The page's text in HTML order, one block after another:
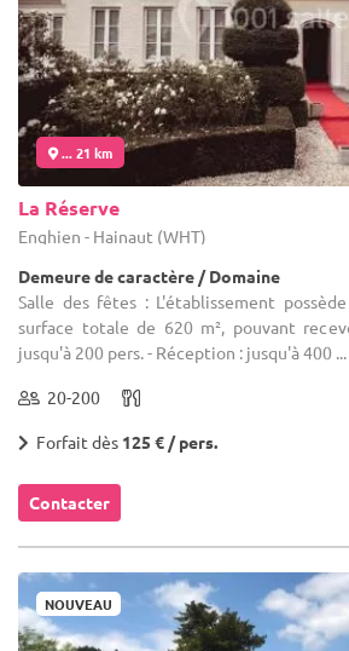
... 21 km
La Réserve
Enghien - Hainaut (WHT)
Demeure de caractère / Domaine
Salle des fêtes : L'établissement
surface totale de 620 m², pouvant
jusqu'à 200 pers. - Réception : jusqu'à 400 ...
20-200
Forfait dès 125 € / pers.
Contacter
NOUVEAU